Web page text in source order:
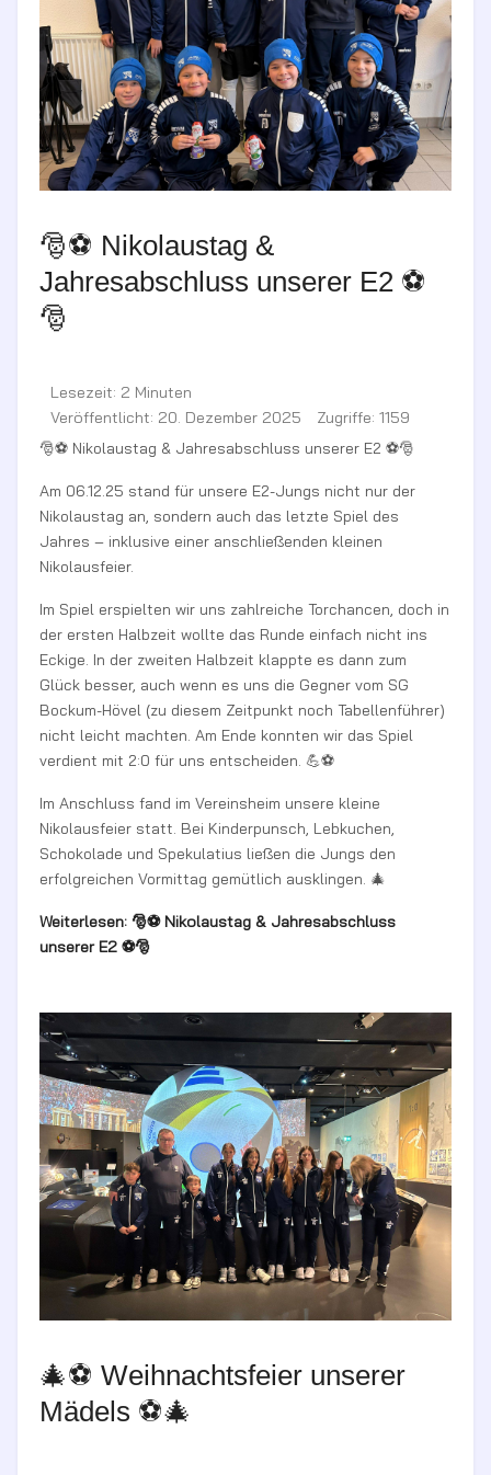
🎅⚽ Nikolaustag &
Jahresabschluss unserer E2 ⚽
🎅
Lesezeit: 2 Minuten
Veröffentlicht: 20. Dezember 2025
Zugriffe: 1159
🎅⚽ Nikolaustag & Jahresabschluss unserer E2 ⚽🎅
Am 06.12.25 stand für unsere E2-Jungs nicht nur der
Nikolaustag an, sondern auch das letzte Spiel des
Jahres – inklusive einer anschließenden kleinen
Nikolausfeier.
Im Spiel erspielten wir uns zahlreiche Torchancen, doch in
der ersten Halbzeit wollte das Runde einfach nicht ins
Eckige. In der zweiten Halbzeit klappte es dann zum
Glück besser, auch wenn es uns die Gegner vom SG
Bockum-Hövel (zu diesem Zeitpunkt noch Tabellenführer)
nicht leicht machten. Am Ende konnten wir das Spiel
verdient mit 2:0 für uns entscheiden. 💪⚽
Im Anschluss fand im Vereinsheim unsere kleine
Nikolausfeier statt. Bei Kinderpunsch, Lebkuchen,
Schokolade und Spekulatius ließen die Jungs den
erfolgreichen Vormittag gemütlich ausklingen. 🎄
Weiterlesen: 🎅⚽ Nikolaustag & Jahresabschluss
unserer E2 ⚽🎅
🎄⚽ Weihnachtsfeier unserer
Mädels ⚽🎄